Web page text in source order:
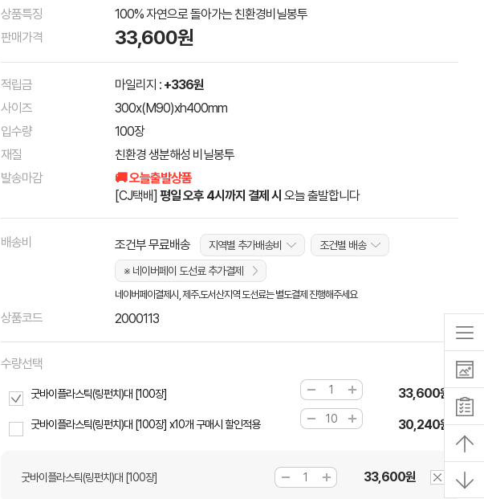
상품특징
100% 자연으로 돌아가는 친환경비닐봉투
판매가격
33,600원
적립금 마일리지 : +336원
사이즈
300x(M90)xh400mm
입수량
100장
재질
친환경 생분해성 비닐봉투
발송마감
🚚 오늘출발상품
[CJ택배] 평일 오후 4시까지 결제 시 오늘 출발합니다
배송비 조건부 무료배송 지역별 추가배송비
조건별 배송
※ 네이버페이 도선료 추가결제
네이버페이결제시, 제주.도서산지역 도선료는 별도결제 진행해주세요
상품코드 2000113
수량선택
굿바이플라스틱(링펀치)대 [100장] 33,600원
굿바이플라스틱(링펀치)대 [100장] x10개 구매시 할인적용 30,240원
굿바이플라스틱(링펀치)대 [100장] 33,600원